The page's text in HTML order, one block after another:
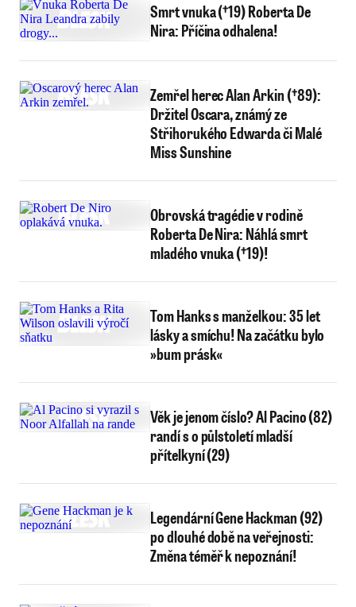
Smrt vnuka (†19) Roberta De
Nira: Příčina odhalena!
Zemřel herec Alan Arkin (†89):
Držitel Oscara, známý ze
Střihorukého Edwarda či Malé
Miss Sunshine
Obrovská tragédie v rodině
Roberta De Nira: Náhlá smrt
mladého vnuka (†19)!
Tom Hanks s manželkou: 35 let
lásky a smíchu! Na začátku bylo
»bum prásk«
Věk je jenom číslo? Al Pacino (82)
randí s o půlstoletí mladší
přítelkyní (29)
Legendární Gene Hackman (92)
po dlouhé době na veřejnosti:
Změna téměř k nepoznání!